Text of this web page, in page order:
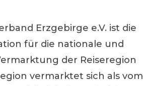
Erzgebirge e.V. ist die
für die nationale und
der Reiseregion
vermarktet sich als vom